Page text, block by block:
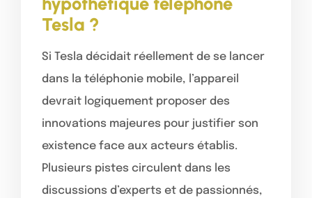
Tesla ?
Si Tesla décidait réellement de se lancer
dans la téléphonie mobile, l’appareil
devrait logiquement proposer des
innovations majeures pour justifier son
existence face aux acteurs établis.
Plusieurs pistes circulent dans les
discussions d’experts et de passionnés,